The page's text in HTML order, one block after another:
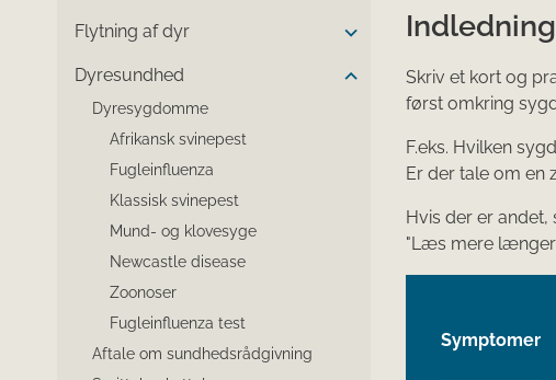
Flytning af dyr
Dyresundhed
Dyresygdomme
Afrikansk svinepest
Fugleinfluenza
Klassisk svinepest
Mund- og klovesyge
Newcastle disease
Zoonoser
Fugleinfluenza test
Aftale om sundhedsrådgivning
Skriv et kort og
først omkring
F.eks. Hvilken
Er der tale om en
Hvis der er
"Læs mere
Symptomer